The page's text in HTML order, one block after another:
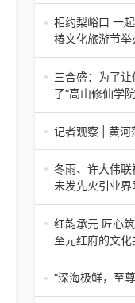
季开门红济南
度，中国石化
相约梨峪口 一
椿文化旅游节举
相约梨峪口 一
椿文化旅游节
日，山东省淄博
三合盛：为了
了“高山修仙学
三合盛：为了
了“高山修仙学
经卷成麻花了
记者观察 | 黄河
记者观察 | 黄河
的30年“草根逆
克烁）一根黄
冬雨、许大伟联
未发先火引业
【新书首发】
录》重磅上市！
掀武侠热潮（文
红韵承元 匠心
至元红府的文化
（中国晨报头
炼出无数陶瓷瑰
“深海极鲜，至
“深海极鲜，至